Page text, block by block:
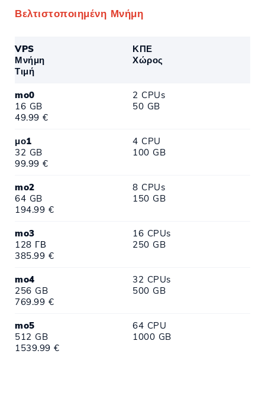
Βελτιστοποιημένη Μνήμη
VPS
ΚΠΕ
Μνήμη
Χώρος
Τιμή
mo0
2 CPUs
16 GB
50 GB
49.99 €
μο1
4 CPU
32 GB
100 GB
99.99 €
mo2
8 CPUs
64 GB
150 GB
194.99 €
mo3
16 CPUs
128 ΓΒ
250 GB
385.99 €
mo4
32 CPUs
256 GB
500 GB
769.99 €
mo5
64 CPU
512 GB
1000 GB
1539.99 €